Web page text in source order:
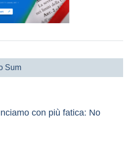
Sum
con più fatica: No